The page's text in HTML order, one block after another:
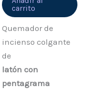
carrito
Quemador de
incienso colgante
de
latón con
pentagrama